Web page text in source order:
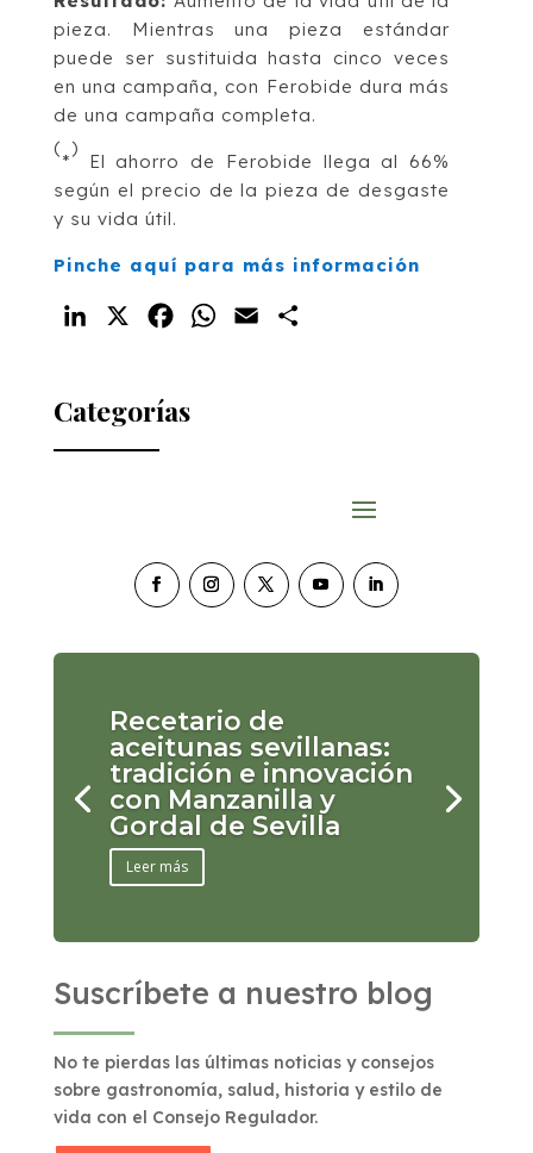
pieza. Mientras una pieza estándar
puede ser sustituida hasta cinco veces
en una campaña, con Ferobide dura más
de una campaña completa.
(
*
)
El ahorro de Ferobide llega al 66%
según el precio de la pieza de desgaste
y su vida útil.
Pinche aquí para más información
LinkedIn FacebookWhatsApp
Email
Categorías
Recetario de
aceitunas sevillanas:
tradición e innovación
con Manzanilla y
Gordal de Sevilla
Leer más
Suscríbete a nuestro blog
No te pierdas las últimas noticias y consejos
sobre gastronomía, salud, historia y estilo de
vida con el Consejo Regulador.